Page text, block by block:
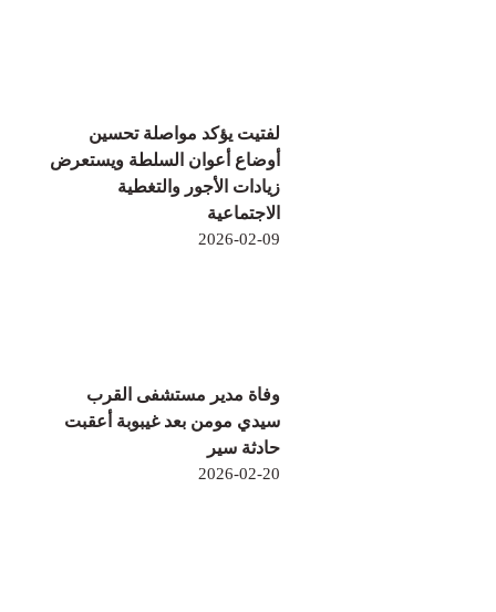
لفتيت يؤكد مواصلة تحسين
أوضاع أعوان السلطة ويستعرض
زيادات الأجور والتغطية
الاجتماعية
2026-02-09
وفاة مدير مستشفى القرب
سيدي مومن بعد غيبوبة أعقبت
حادثة سير
2026-02-20